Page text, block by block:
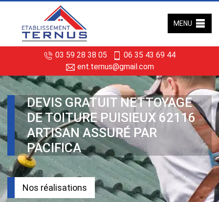
03 59 28 38 05
06 35 43 69 44
ent.ternus@gmail.com
MENU
DEVIS GRATUIT NETTOYAGE
DE TOITURE PUISIEUX 62116
ARTISAN ASSURÉ PAR
PACIFICA
Nos réalisations